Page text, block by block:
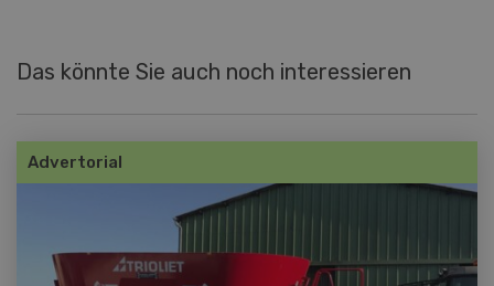
Das könnte Sie auch noch interessieren
Advertorial